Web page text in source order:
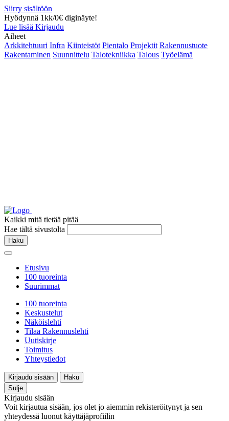
Siirry sisältöön
Hyödynnä 1kk/0€ diginäyte!
Lue lisää Kirjaudu
Aiheet
Arkkitehtuuri Infra Kiinteistöt Pientalo Projektit Rakennustuote
Rakentaminen Suunnittelu Talotekniikka Talous Työelämä
Kaikki mitä tietää pitää
Hae tältä sivustolta
Haku
Etusivu
100 tuoreinta
Suurimmat
100 tuoreinta
Keskustelut
Näköislehti
Tilaa Rakennuslehti
Uutiskirje
Toimitus
Yhteystiedot
Kirjaudu sisään
Haku
Sulje
Kirjaudu sisään
Voit kirjautua sisään, jos olet jo aiemmin rekisteröitynyt ja sen
yhteydessä luonut käyttäjäprofiilin